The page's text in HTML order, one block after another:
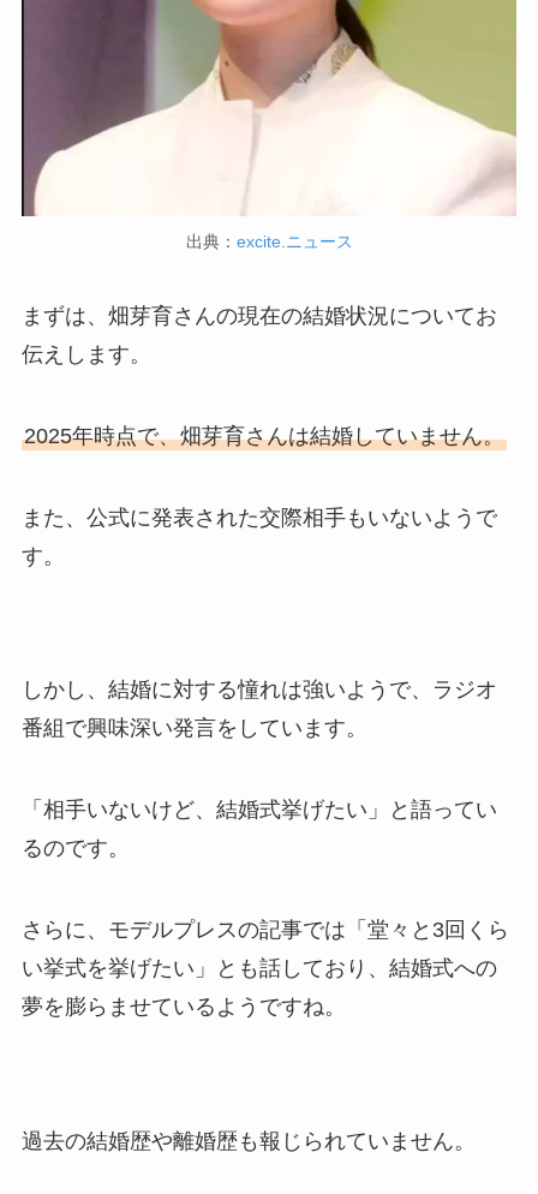
出典： excite.ニュース
まずは、畑芽育さんの現在の結婚状況についてお
伝えします。
2025年時点で、畑芽育さんは結婚していません。
また、公式に発表された交際相手もいないようで
す。
しかし、結婚に対する憧れは強いようで、ラジオ
番組で興味深い発言をしています。
「相手いないけど、結婚式挙げたい」と語ってい
るのです。
さらに、モデルプレスの記事では「堂々と3回くら
い挙式を挙げたい」とも話しており、結婚式への
夢を膨らませているようですね。
過去の結婚歴や離婚歴も報じられていません。